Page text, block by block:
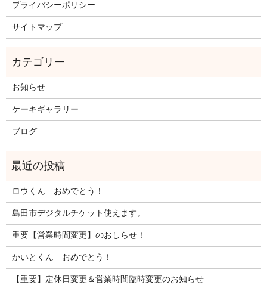
プライバシーポリシー
サイトマップ
お知らせ
ケーキギャラリー
ブログ
ロウくん おめでとう！
島田市デジタルチケット使えます。
重要【営業時間変更】のおしらせ！
かいとくん おめでとう！
【重要】定休日変更＆営業時間臨時変更のお知らせ